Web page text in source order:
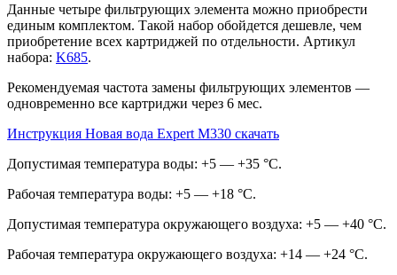
Данные четыре фильтрующих элемента можно приобрести
единым комплектом. Такой набор обойдется дешевле, чем
приобретение всех картриджей по отдельности. Артикул
набора: K685.
Рекомендуемая частота замены фильтрующих элементов —
одновременно все картриджи через 6 мес.
Инструкция Новая вода Expert M330 скачать
Допустимая температура воды: +5 — +35 °С.
Рабочая температура воды: +5 — +18 °С.
Допустимая температура окружающего воздуха: +5 — +40 °С.
Рабочая температура окружающего воздуха: +14 — +24 °С.